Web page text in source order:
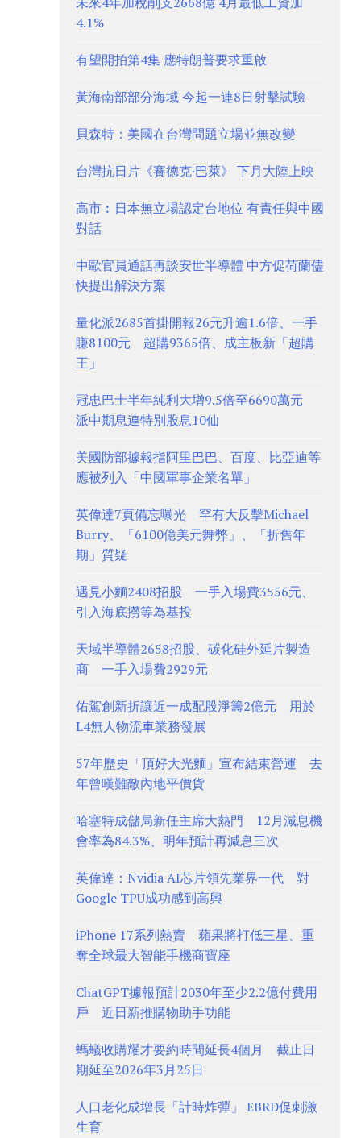
4.1%
有望開拍第4集 應特朗普要求重啟
黃海南部部分海域 今起一連8日射擊試驗
貝森特：美國在台灣問題立場並無改變
台灣抗日片《賽德克·巴萊》 下月大陸上映
高市︰日本無立場認定台地位 有責任與中國
對話
中歐官員通話再談安世半導體 中方促荷蘭儘
快提出解決方案
量化派2685首掛開報26元升逾1.6倍、一手
賺8100元 超購9365倍、成主板新「超購
王」
冠忠巴士半年純利大增9.5倍至6690萬元
派中期息連特別股息10仙
美國防部據報指阿里巴巴、百度、比亞迪等
應被列入「中國軍事企業名單」
英偉達7頁備忘曝光 罕有大反擊Michael
Burry、「6100億美元舞弊」、「折舊年
期」質疑
遇見小麵2408招股 一手入場費3556元、
引入海底撈等為基投
天域半導體2658招股、碳化硅外延片製造
商 一手入場費2929元
佑駕創新折讓近一成配股淨籌2億元 用於
L4無人物流車業務發展
57年歷史「頂好大光麵」宣布結束營運 去
年曾嘆難敵內地平價貨
哈塞特成儲局新任主席大熱門 12月減息機
會率為84.3%、明年預計再減息三次
英偉達：Nvidia AI芯片領先業界一代 對
Google TPU成功感到高興
iPhone 17系列熱賣 蘋果將打低三星、重
奪全球最大智能手機商寶座
ChatGPT據報預計2030年至少2.2億付費用
戶 近日新推購物助手功能
螞蟻收購耀才要約時間延長4個月 截止日
期延至2026年3月25日
人口老化成增長「計時炸彈」 EBRD促刺激
生育